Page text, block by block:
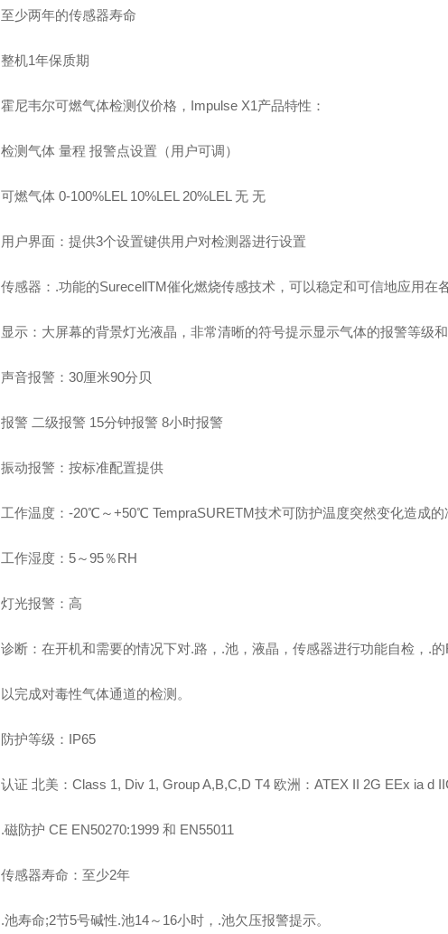
至少两年的传感器寿命
整机1年保质期
霍尼韦尔可燃气体检测仪价格，Impulse X1产品特性：
检测气体 量程 报警点设置（用户可调）
可燃气体 0-100%LEL 10%LEL 20%LEL 无 无
用户界面：提供3个设置键供用户对检测器进行设置
传感器：.功能的SurecellTM催化燃烧传感技术，可以稳定和可信地应用在
显示：大屏幕的背景灯光液晶，非常清晰的符号提示显示气体的报警等级和
声音报警：30厘米90分贝
报警 二级报警 15分钟报警 8小时报警
振动报警：按标准配置提供
工作温度：-20℃～+50℃ TempraSURETM技术可防护温度突然变化造成的
工作湿度：5～95％RH
灯光报警：高
诊断：在开机和需要的情况下对.路，.池，液晶，传感器进行功能自检，.
以完成对毒性气体通道的检测。
防护等级：IP65
认证 北美：Class 1, Div 1, Group A,B,C,D T4 欧洲：ATEX II 2G EEx ia d
.磁防护 CE EN50270:1999 和 EN55011
传感器寿命：至少2年
.池寿命;2节5号碱性.池14～16小时，.池欠压报警提示。